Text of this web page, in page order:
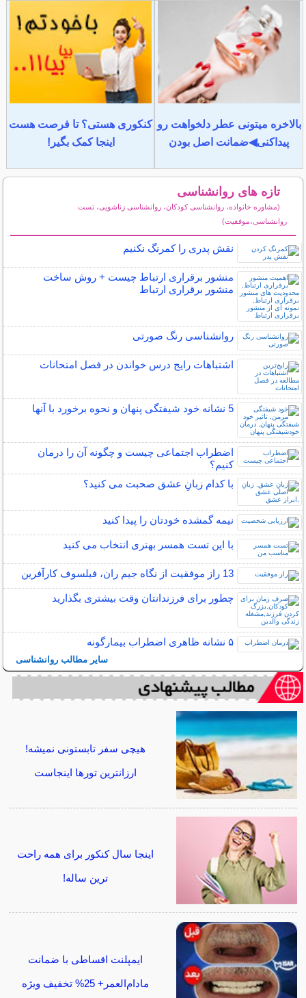
بالاخره میتونی عطر دلخواهت رو
پیداکنی◀ضمانت اصل بودن
کنکوری هستی؟ تا فرصت هست
اینجا کمک بگیر!
تازه های روانشناسی
(مشاوره خانواده، روانشناسی کودکان، روانشناسی زناشویی، تست
روانشناسی،موفقیت)
نقش پدری را کمرنگ نکنیم
منشور برقراری ارتباط چیست + روش ساخت
منشور برقراری ارتباط
روانشناسی رنگ صورتی
اشتباهات رایج درس خواندن در فصل امتحانات
5 نشانه خود شیفتگی پنهان و نحوه برخورد با آنها
اضطراب اجتماعی چیست و چگونه آن را درمان
کنیم؟
با کدام زبانِ عشق صحبت می کنید؟
نیمه‌ گمشده خودتان را پیدا کنید
با این تست همسر بهتری انتخاب می کنید
13 راز موفقیت از نگاه جیم ران، فیلسوف کارآفرین
چطور برای فرزندانتان وقت بیشتری بگذارید
۵ نشانه‌ ظاهری اضطراب بیمارگونه
سایر مطالب روانشناسی
هیچی سفر تابستونی نمیشه!
ارزانترین تورها اینجاست
اینجا سال کنکور برای همه راحت
ترین ساله!
ایمپلنت اقساطی با ضمانت
مادام‌العمر+ 25% تخفیف ویژه